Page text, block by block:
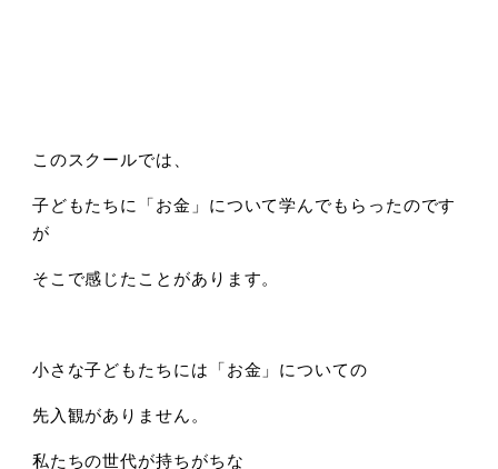
このスクールでは、
子どもたちに「お金」について学んでもらったのです
が
そこで感じたことがあります。
小さな子どもたちには「お金」についての
先入観がありません。
私たちの世代が持ちがちな